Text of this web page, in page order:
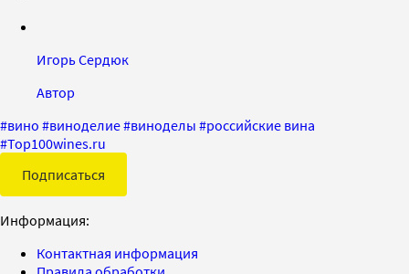
Игорь Сердюк
Автор
#вино #виноделие#виноделы #российские вина
#Top100wines.ru
Подписаться
Информация:
Контактная информация